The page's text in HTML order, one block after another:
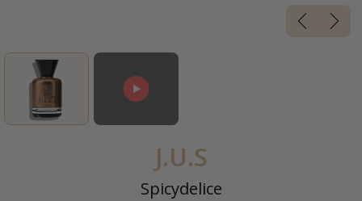
J.U.S
Spicydelice